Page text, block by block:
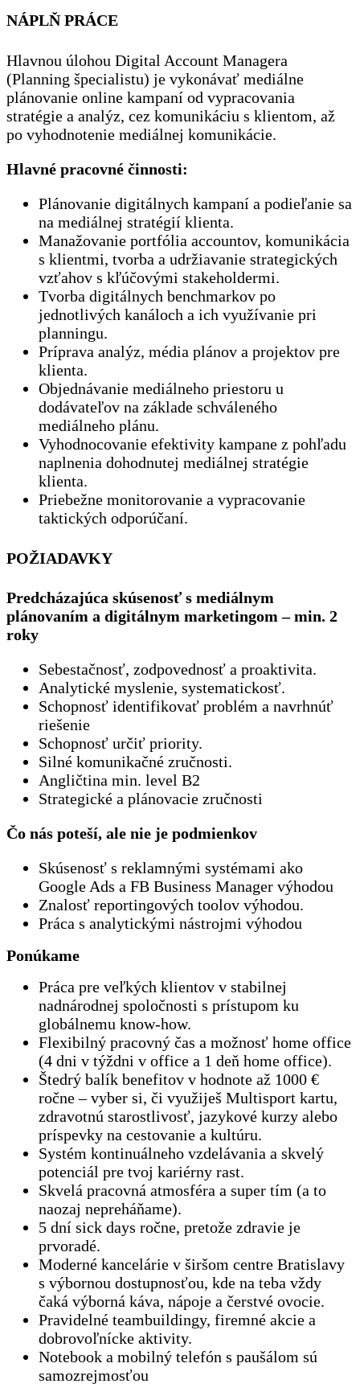
NÁPLŇ PRÁCE
Hlavnou úlohou Digital Account Managera
(Planning špecialistu) je vykonávať mediálne
plánovanie online kampaní od vypracovania
stratégie a analýz, cez komunikáciu s klientom, až
po vyhodnotenie mediálnej komunikácie.
Hlavné pracovné činnosti:
Plánovanie digitálnych kampaní a podieľanie sa
na mediálnej stratégií klienta.
Manažovanie portfólia accountov, komunikácia
s klientmi, tvorba a udržiavanie strategických
vzťahov s kľúčovými stakeholdermi.
Tvorba digitálnych benchmarkov po
jednotlivých kanáloch a ich využívanie pri
planningu.
Príprava analýz, média plánov a projektov pre
klienta.
Objednávanie mediálneho priestoru u
dodávateľov na základe schváleného
mediálneho plánu.
Vyhodnocovanie efektivity kampane z pohľadu
naplnenia dohodnutej mediálnej stratégie
klienta.
Priebežne monitorovanie a vypracovanie
taktických odporúčaní.
POŽIADAVKY
Predcházajúca skúsenosť s mediálnym
plánovaním a digitálnym marketingom – min. 2
roky
Sebestačnosť, zodpovednosť a proaktivita.
Analytické myslenie, systematickosť.
Schopnosť identifikovať problém a navrhnúť
riešenie
Schopnosť určiť priority.
Silné komunikačné zručnosti.
Angličtina min. level B2
Strategické a plánovacie zručnosti
Čo nás poteší, ale nie je podmienkov
Skúsenosť s reklamnými systémami ako
Google Ads a FB Business Manager výhodou
Znalosť reportingových toolov výhodou.
Práca s analytickými nástrojmi výhodou
Ponúkame
Práca pre veľkých klientov v stabilnej
nadnárodnej spoločnosti s prístupom ku
globálnemu know-how.
Flexibilný pracovný čas a možnosť home office
(4 dni v týždni v office a 1 deň home office).
Štedrý balík benefitov v hodnote až 1000 €
ročne – vyber si, či využiješ Multisport kartu,
zdravotnú starostlivosť, jazykové kurzy alebo
príspevky na cestovanie a kultúru.
Systém kontinuálneho vzdelávania a skvelý
potenciál pre tvoj kariérny rast.
Skvelá pracovná atmosféra a super tím (a to
naozaj nepreháňame).
5 dní sick days ročne, pretože zdravie je
prvoradé.
Moderné kancelárie v širšom centre Bratislavy
s výbornou dostupnosťou, kde na teba vždy
čaká výborná káva, nápoje a čerstvé ovocie.
Pravidelné teambuildingy, firemné akcie a
dobrovoľnícke aktivity.
Notebook a mobilný telefón s paušálom sú
samozrejmosťou